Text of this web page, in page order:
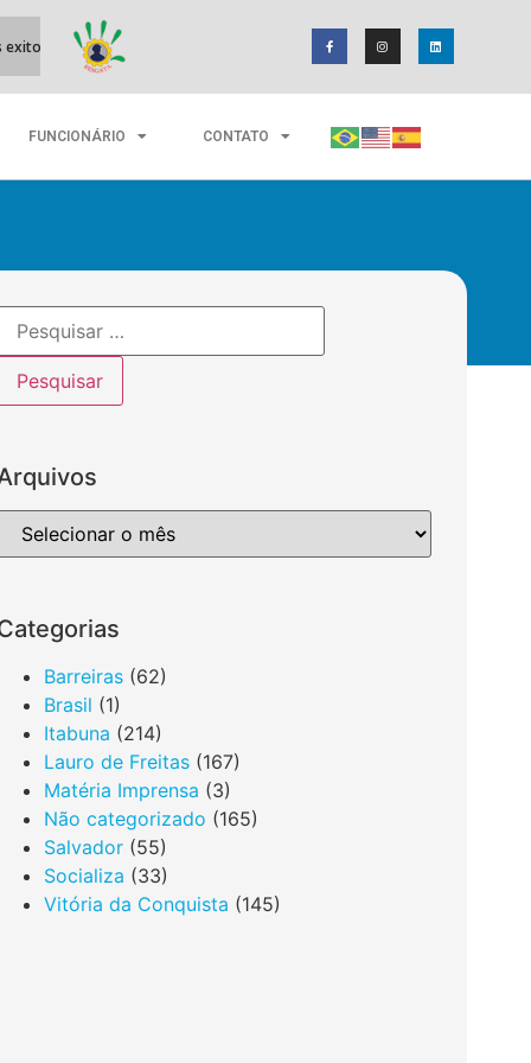
3 Reeducandos de Itabuna produzem ovos de Páscoa para
FUNCIONÁRIO CONTATO
Barreiras (62)
Brasil (1)
Itabuna (214)
Lauro de Freitas (167)
Matéria Imprensa (3)
Não categorizado (165)
Salvador (55)
Socializa (33)
Vitória da Conquista (145)